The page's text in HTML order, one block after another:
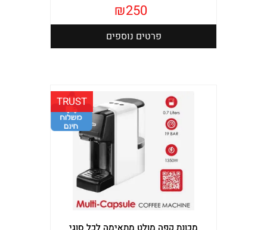
₪250
פרטים נוספים
TRUST